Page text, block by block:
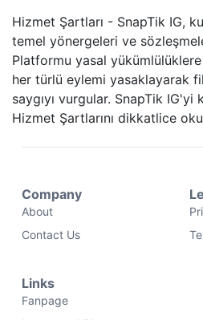
Hizmet Şartları - SnapTik IG,
temel yönergeleri ve
Platformu yasal
her türlü eylemi yasaklayarak
saygıyı vurgular. SnapTik
Hizmet Şartlarını dikkatlice
Company
About
Contact Us
Links
Fanpage